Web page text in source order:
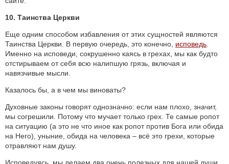
10. Таинства Церкви
Еще одним способом избавления от этих сущностей являются
Таинства Церкви. В первую очередь, это конечно, исповедь
Именно на исповеди, сокрушенно каясь в грехах, мы как будто
отстирываем от себя всю налипшую грязь, включая и
навязчивые мысли.
Казалось бы, а в чем мы виноваты?
Духовные законы говорят однозначно: если нам плохо, значит,
мы согрешили. Потому что мучает только грех. Те самые ропот
на ситуацию (а это не что иное как ропот против Бога или обида
на Него), уныние, обида на человека – всё это грехи, которые
отравляют нам душу.
Исповедуясь, мы делаем два очень полезных для нашей души